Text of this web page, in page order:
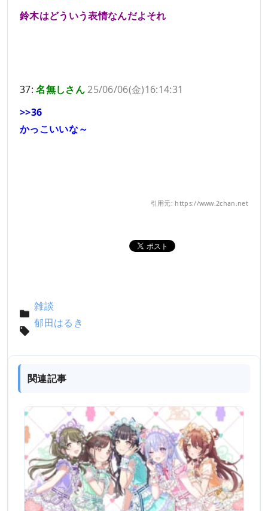
鈴木はどういう表情なんだよそれ
37:名無しさん25/06/06(金)16:14:31
>>36
かっこいいな～
引用元: https://www.2chan.net
雑談
郁田はるき
関連記事